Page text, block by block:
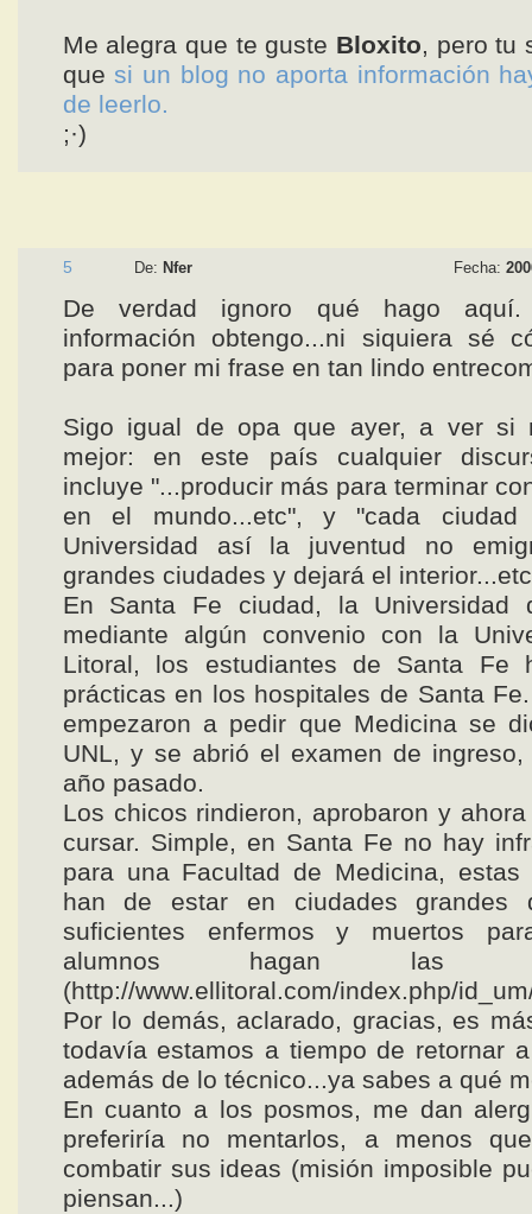
Me alegra que te guste Bloxito, pero tu
quesi un blog no aporta información
de leerlo.
;·)
5 De: Nfer Fecha:
De verdad ignoro qué hago
información obtengo...ni siquiera sé
para poner mi frase en tan lindo
Sigo igual de opa que ayer, a ver si
mejor: en este país cualquier
incluye "...producir más para terminar
en el mundo...etc", y "cada ciudad
Universidad así la juventud no
grandes ciudades y dejará el
En Santa Fe ciudad, la Universidad
mediante algún convenio con la
Litoral, los estudiantes de Santa Fe
prácticas en los hospitales de Santa
empezaron a pedir que Medicina se
UNL, y se abrió el examen de
año pasado.
Los chicos rindieron, aprobaron y
cursar. Simple, en Santa Fe no hay
para una Facultad de Medicina, estas
han de estar en ciudades grandes
suficientes enfermos y muertos
alumnos hagan las
(http://www.ellitoral.com/index.php/
Por lo demás, aclarado, gracias, es
todavía estamos a tiempo de retornar
además de lo técnico...ya sabes a qué
En cuanto a los posmos, me dan
preferiría no mentarlos, a menos
combatir sus ideas (misión imposible
piensan...)